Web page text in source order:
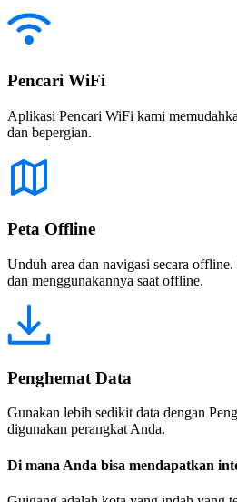
Pencari WiFi
Aplikasi Pencari WiFi kami
dan bepergian.
Peta Offline
Unduh area dan navigasi secara
dan menggunakannya saat offline.
Penghemat Data
Gunakan lebih sedikit data dengan
digunakan perangkat Anda.
Di mana Anda bisa mendapatkan